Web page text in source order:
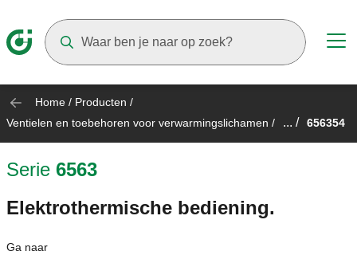
Home / Producten /
Ventielen en toebehoren voor verwarmingslichamen / ... / 656354
Serie 6563
Elektrothermische bediening.
Ga naar